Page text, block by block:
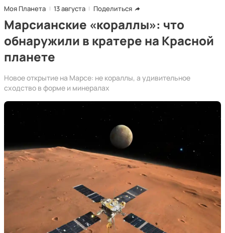
Моя Планета 13 августа Поделиться
Марсианские «кораллы»: что
обнаружили в кратере на Красной
планете
Новое открытие на Марсе: не кораллы, а удивительное
сходство в форме и минералах